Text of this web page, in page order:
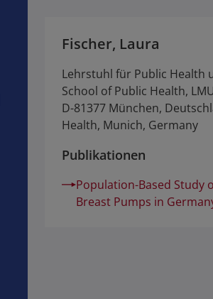
Fischer, Laura
Lehrstuhl für Public Health
School of Public Health,
D-81377 München,
Health, Munich, Germany
Publikationen
Population-Based Study
Breast Pumps in